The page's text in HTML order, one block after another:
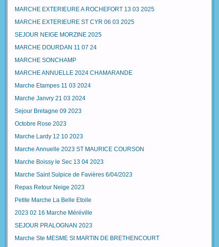
MARCHE EXTERIEURE A ROCHEFORT 13 03 2025
MARCHE EXTERIEURE ST CYR 06 03 2025
SEJOUR NEIGE MORZINE 2025
MARCHE DOURDAN 11 07 24
MARCHE SONCHAMP
MARCHE ANNUELLE 2024 CHAMARANDE
Marche Etampes 11 03 2024
Marche Janvry 21 03 2024
Sejour Bretagne 09 2023
Octobre Rose 2023
Marche Lardy 12 10 2023
Marche Annuelle 2023 ST MAURICE COURSON
Marche Boissy le Sec 13 04 2023
Marche Saint Sulpice de Favières 6/04/2023
Repas Retour Neige 2023
Petite Marche La Belle Etoile
2023 02 16 Marche Méréville
SEJOUR PRALOGNAN 2023
Marche Ste MESME St MARTIN DE BRETHENCOURT